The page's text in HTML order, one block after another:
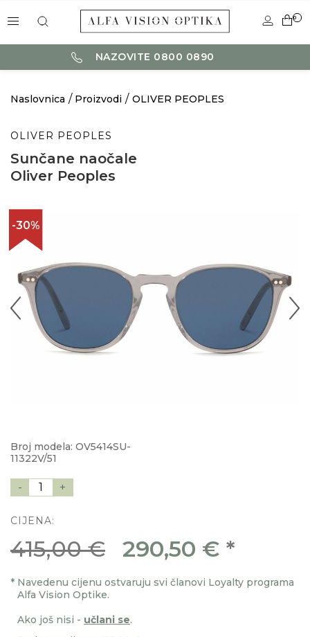
0
NAZOVITE 0800 0890
Naslovnica Proizvodi OLIVER PEOPLES
OLIVER PEOPLES
Sunčane naočale
Oliver Peoples
-30%
Broj modela: OV5414SU-
11322V/51
- 1 +
CIJENA:
415,00 € 290,50 € *
* Navedenu cijenu ostvaruju svi članovi Loyalty programa
Alfa Vision Optike.
Ako još nisi - učlani se.